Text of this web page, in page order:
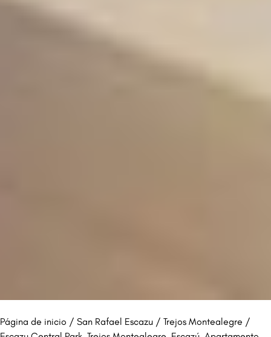
Página de inicio / San Rafael Escazu / Trejos Montealegre /